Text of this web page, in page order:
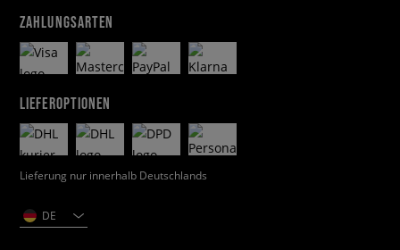
ZAHLUNGSARTEN
LIEFEROPTIONEN
Lieferung nur innerhalb Deutschlands
DE